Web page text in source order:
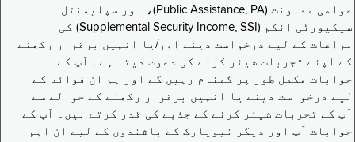
عوامی معاونت (Public Assistance, PA)، اور سپلیمنٹل
سیکیورٹی انکم (Supplemental Security Income, SSI) کی
مراعات کے لیے درخواست دینے اور/یا انہیں برقرار رکھنے
کے اپنے تجربات شیئر کرنے کی دعوت دیتا ہے۔ آپ کے
جوابات مکمل طور پر گمنام رہیں گے اور ہم ان فوائد کے
لیے درخواست دینے یا انہیں برقرار رکھنے کے حوالے سے
آپ کے تجربات شیئر کرنے کے جذبے کی قدر کرتے ہیں۔ آپ کے
جوابات آپ اور دیگر نیویارک کے باشندوں کے لیے ان اہم